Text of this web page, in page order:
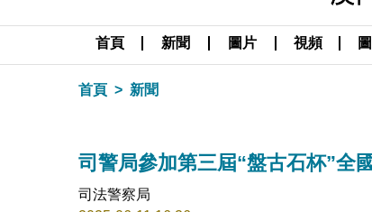
首頁 新聞 圖片 視頻
首頁 新聞
司警局參加第三屆“盤古石杯”全
司法警察局